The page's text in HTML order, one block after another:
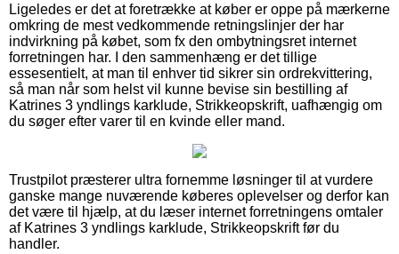
Ligeledes er det at foretrække at køber er oppe på mærkerne
omkring de mest vedkommende retningslinjer der har
indvirkning på købet, som fx den ombytningsret internet
forretningen har. I den sammenhæng er det tillige
essesentielt, at man til enhver tid sikrer sin ordrekvittering,
så man når som helst vil kunne bevise sin bestilling af
Katrines 3 yndlings karklude, Strikkeopskrift, uafhængig om
du søger efter varer til en kvinde eller mand.
Trustpilot præsterer ultra fornemme løsninger til at vurdere
ganske mange nuværende køberes oplevelser og derfor kan
det være til hjælp, at du læser internet forretningens omtaler
af Katrines 3 yndlings karklude, Strikkeopskrift før du
handler.